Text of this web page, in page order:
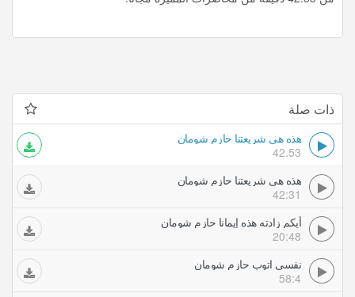
ذات صلة
هذه هى شريعتنا حازم شومان
42.53
هذه هى شريعتنا حازم شومان
42:31
أيكم زادته هذه إيمانا حازم شومان
20:48
نفسى اتوب حازم شومان
58:4